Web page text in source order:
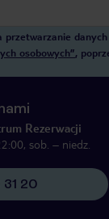
przetwarzanie
osobowych”,
Rezerwacji
sob. – niedz.
20